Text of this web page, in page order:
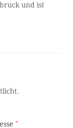
und ist
*